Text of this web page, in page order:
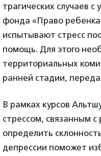
трагических случаев
фонда «Право
испытывают стресс
помощь. Для этого
территориальных
ранней стадии,
В рамках курсов
стрессом, связанным
определить
депрессии поможет